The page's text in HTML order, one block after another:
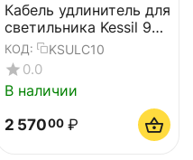
Кабель удлинитель для
светильника Kessil 90°
Unit Link Cable - 10
feet
КОД: KSULC10
0.0
В наличии
2 57000 ₽